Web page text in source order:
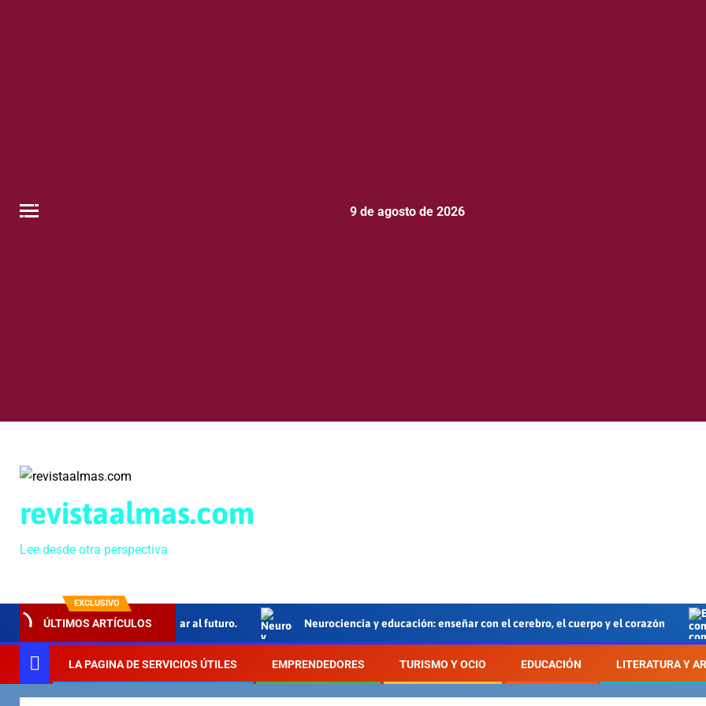
9 de agosto de 2026
revistaalmas.com
Lee desde otra perspectiva
EXCLUSIVO
ÚLTIMOS ARTÍCULOS
Grande”, 40 años de apostar al futuro. Neurociencia y educación: enseñar con el cerebro, el cuerpo y el corazón En
LA PAGINA DE SERVICIOS ÚTILES EMPRENDEDORES TURISMO Y OCIO EDUCACIÓN LITERATURA Y